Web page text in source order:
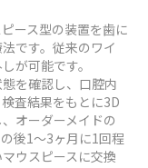
ース型の装置を歯に
です。従来のワイ
が可能です。
を確認し、口腔内
査結果をもとに3D
オーダーメイドの
後1～3ヶ月に1回程
ウスピースに交換